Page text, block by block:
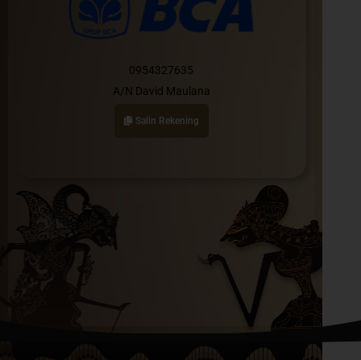
0954327635
A/N David Maulana
Salin Rekening